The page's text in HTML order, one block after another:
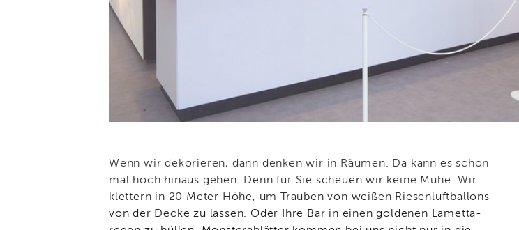
Wenn wir dekorieren, dann denken wir in Räumen. Da kann es schon
mal hoch hinaus gehen. Denn für Sie scheuen wir keine Mühe. Wir
klettern in 20 Meter Höhe, um Trauben von weißen Riesenluftballons
von der Decke zu lassen. Oder Ihre Bar in einen goldenen Lametta­